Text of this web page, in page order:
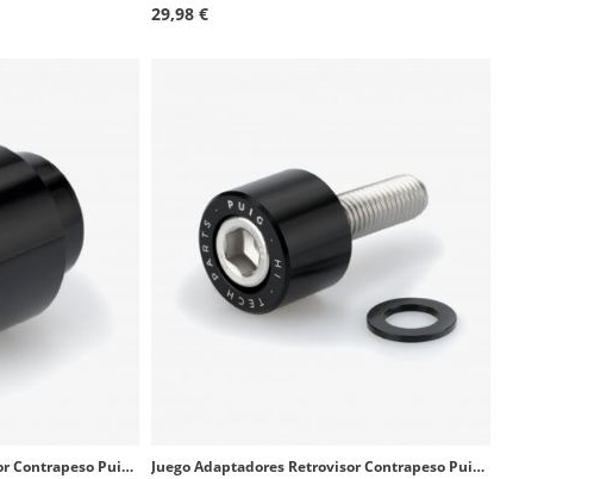
29,98 €
Juego Adaptadores Retrovisor Contrapeso Puig 9587Nx2 BMW F800 R Juego Adaptadores Retrovisor Contrapeso Puig 9581Nx2 BMW R Nine T, S1000 R